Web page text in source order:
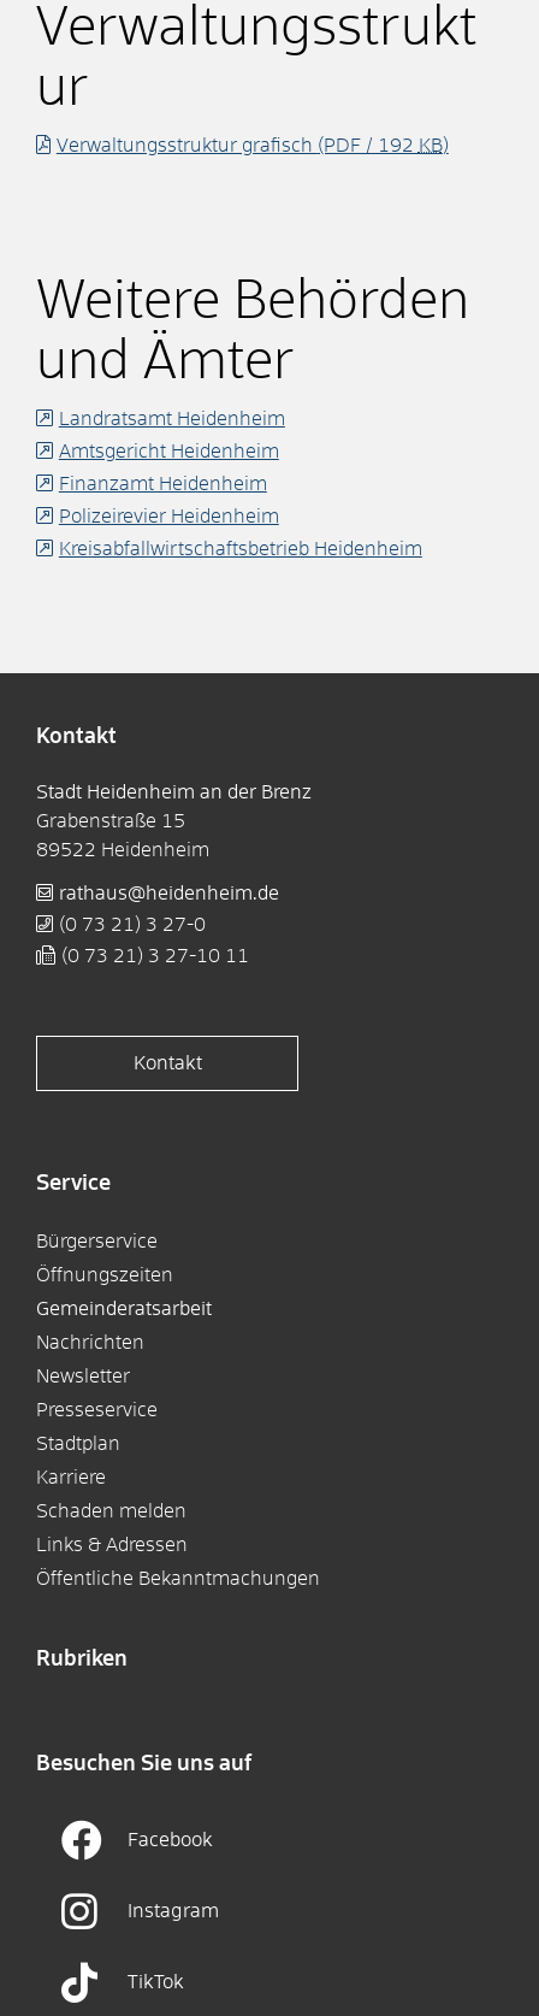
Verwaltungsstrukt
ur
Verwaltungsstruktur grafisch (PDF / 192 KB)
Weitere Behörden
und Ämter
Landratsamt Heidenheim
Amtsgericht Heidenheim
Finanzamt Heidenheim
Polizeirevier Heidenheim
Kreisabfallwirtschaftsbetrieb Heidenheim
Kontakt
Stadt Heidenheim an der Brenz
Grabenstraße 15
89522 Heidenheim
rathaus@heidenheim.de
(0 73 21) 3 27-0
(0 73 21) 3 27-10 11
Kontakt
Service
Bürgerservice
Öffnungszeiten
Gemeinderatsarbeit
Nachrichten
Newsletter
Presseservice
Stadtplan
Karriere
Schaden melden
Links & Adressen
Öffentliche Bekanntmachungen
Rubriken
Besuchen Sie uns auf
Facebook
Instagram
TikTok